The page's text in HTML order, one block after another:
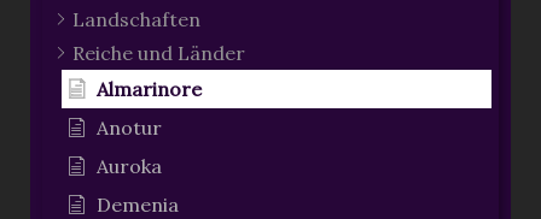
Landschaften
Reiche und Länder
Almarinore
Anotur
Auroka
Demenia